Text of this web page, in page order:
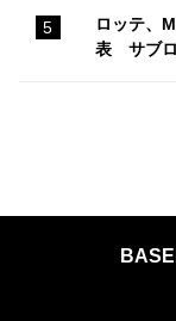
ロッテ、
表 サブロ